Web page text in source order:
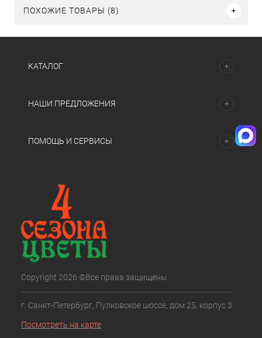
ПОХОЖИЕ ТОВАРЫ (8)
КАТАЛОГ
НАШИ ПРЕДЛОЖЕНИЯ
ПОМОЩЬ И СЕРВИСЫ
Copyright 2026 ©Все права защищены.
г. Санкт-Петербург, Пулковское шоссе, дом 25, корпус 3
Посмотреть на карте